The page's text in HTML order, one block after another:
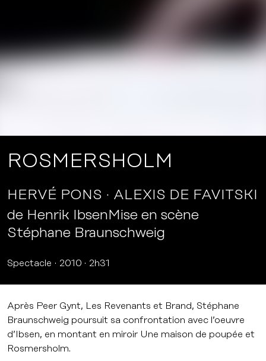
ROSMERSHOLM
HERVÉ PONS
ALEXIS DE FAVITSKI
de Henrik IbsenMise en scène
Stéphane Braunschweig
Spectacle 2010 2h31
Après Peer Gynt, Les Revenants et Brand, Stéphane
Braunschweig poursuit sa confrontation avec l’oeuvre
d’Ibsen, en montant en miroir Une maison de poupée et
Rosmersholm.